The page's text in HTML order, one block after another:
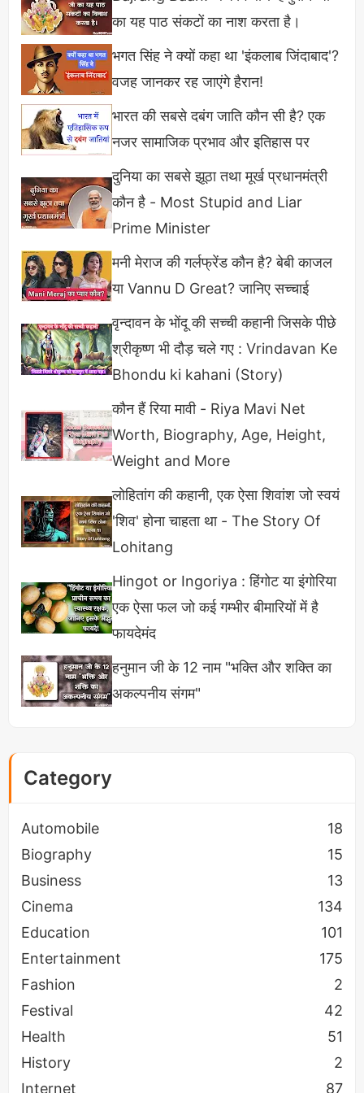
परफॉर्मेंस से इतने प्रभावित हुए कि वह अपनी अगली फिल्म
"अन्तहीन" में राधिका को लेने की गुजारिश अन्तहीन फ़िल्म के
बंगाली निर्देशक अनिरुद्द रॉय चौधरी से कर डाली
फ़िल्म 'अंतहीन' में राहुल बोस ,शर्मिला टैगोर जैसे कलाकारों के
साथ काम करने का मौका आप्टे को मिला। इसके बाद उन्होंने
बहुत सारी शार्ट फिल्मो ने नजर आयी। आप्टे ने मराठी फिल्मों में
बतौर अभिनेत्री फ़िल्म 'घों माला असला हावा' से शुरुआत की।
डायरेक्टर अनुराग कश्यप और सुजॉय घोष की शार्ट फिल्मों में
राधिका आप्टे पहली पसन्द थी। शार्ट फ़िल्म 'धोनी' में उनकी
जमकर तारीफ हुई थी।
Radhika Apte Bollywood Career
'Life Ho to Aesi' से अपने bollywood career की
शुरुआत की,इस फ़िल्म में वह
Kapoor
के साथ नजर आयीं। राधिका आप्टे किरदार में जान
डालने के लिए उस किरदार में ढलने के लिए किसी भी जोखिम लेने
को तैयार रहती हैं इसकी मिसाल उनकी कई फिल्मो के माध्यम से
देखी जा सकती है फ़िल्म 'Parched' उनकी एक्टिंग का लोहा
देखा जा सकता है बात चाहे बोल्डनेस की हो या सिम्पलीसिटी की
हर तरह के रोल में फिट बैठती हैं फ़िल्म 'Padman' में निभाई
गयी भूमिका और फ़िल्म 'Manjhi The Mountenmen' में
निभाई गयी 'फगुनिया' का किरदार अप्रतिम अभिनय का शानदार
उदाहरण है। Ragini MMS फेम डायरेक्टर Pawan
Kriplani की फ़िल्म 'फोबिया' में राधिका आप्टे को बहुत सराहा
गया था।
का यह पाठ संकटों का नाश करता है।
भगत सिंह ने क्यों कहा था 'इंकलाब जिंदाबाद'?
वजह जानकर रह जाएंगे हैरान!
भारत की सबसे दबंग जाति कौन सी है? एक
नजर सामाजिक प्रभाव और इतिहास पर
दुनिया का सबसे झूठा तथा मूर्ख प्रधानमंत्री
कौन है - Most Stupid and Liar
Prime Minister
मनी मेराज की गर्लफ्रेंड कौन है? बेबी काजल
या Vannu D Great? जानिए सच्चाई
वृन्दावन के भोंदू की सच्ची कहानी जिसके पीछे
श्रीकृष्ण भी दौड़ चले गए : Vrindavan Ke
Bhondu ki kahani (Story)
कौन हैं रिया मावी - Riya Mavi Net
Worth, Biography, Age, Height,
Weight and More
लोहितांग की कहानी, एक ऐसा शिवांश जो स्वयं
'शिव' होना चाहता था - The Story Of
Lohitang
Hingot or Ingoriya : हिंगोट या इंगोरिया
एक ऐसा फल जो कई गम्भीर बीमारियों में है
फायदेमंद
हनुमान जी के 12 नाम "भक्ति और शक्ति का
अकल्पनीय संगम"
Category
Automobile
18
Biography
15
Business
13
Cinema
134
Education
101
Entertainment
175
Fashion
2
Festival
42
Health
51
History
2
Internet
87